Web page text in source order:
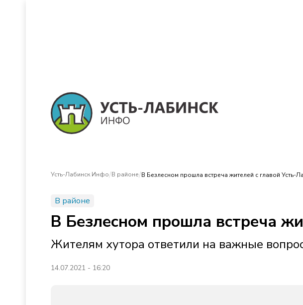
Усть-Лабинск Инфо/В районе/В Безлесном прошла встреча жителей с главой Усть-
В районе
В Безлесном прошла встреча
Жителям хутора ответили на важные
14.07.2021 - 16:20